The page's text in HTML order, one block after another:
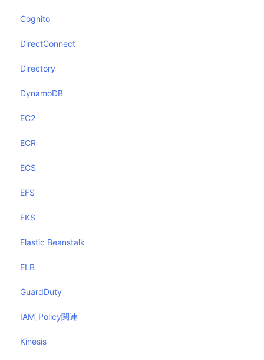
Cognito
DirectConnect
Directory
DynamoDB
EC2
ECR
ECS
EFS
EKS
Elastic Beanstalk
ELB
GuardDuty
IAM_Policy関連
Kinesis